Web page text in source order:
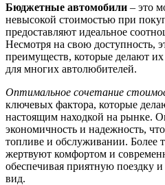
Бюджетные автомобили – это
невысокой стоимостью при
предоставляют идеальное
Несмотря на свою доступность,
преимуществ, которые делают
для многих автолюбителей.
Оптимальное сочетание
ключевых фактора, которые
настоящим находкой на рынке.
экономичность и надежность,
топливе и обслуживании. Более
жертвуют комфортом и
обеспечивая приятную поездку
вид.